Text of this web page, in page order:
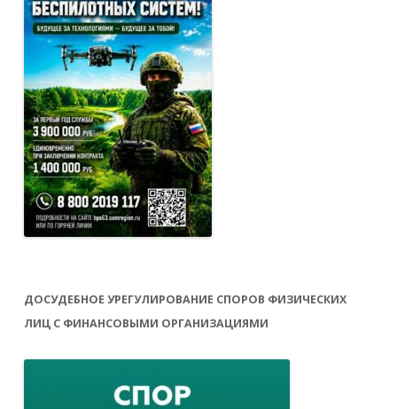
ДОСУДЕБНОЕ УРЕГУЛИРОВАНИЕ СПОРОВ ФИЗИЧЕСКИХ
ЛИЦ С ФИНАНСОВЫМИ ОРГАНИЗАЦИЯМИ